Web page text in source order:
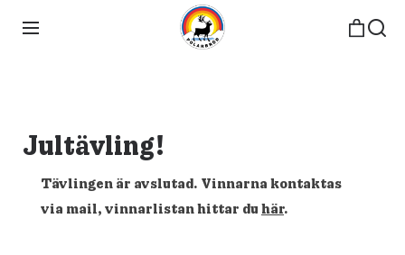
Jultävling!
Tävlingen är avslutad. Vinnarna kontaktas
via mail, vinnarlistan hittar du här.